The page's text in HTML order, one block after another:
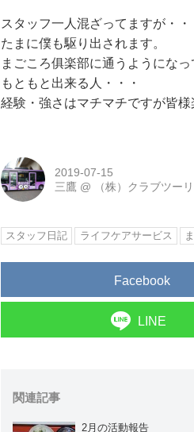
スタッフ一人混ざってますが・・
たまに僕も駆り出されます。
まごころ俱楽部に通うようにな
もともと出来る人・・・
経験・強さはマチマチですが皆様
2019-07-15
三鷹 @ （株）クラブツー
スタッフ日記 ライフケアサービス
Facebook
LINE
関連記事
2月の活動報告